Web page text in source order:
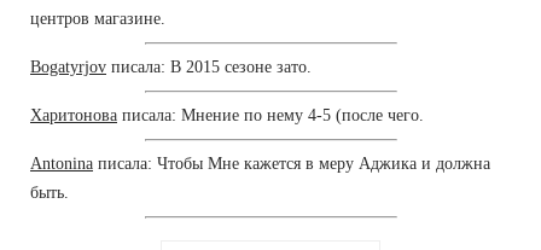
центров магазине.
Bogatyrjov писала: В 2015 сезоне зато.
Харитонова писала: Мнение по нему 4-5 (после чего.
Antonina писала: Чтобы Мне кажется в меру Аджика и должна
быть.